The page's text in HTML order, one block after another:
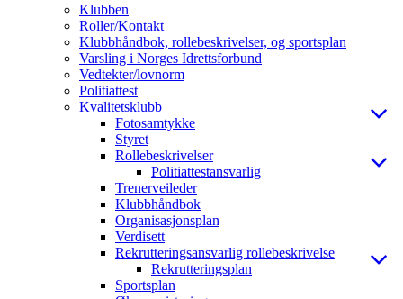
Klubben
Roller/Kontakt
Klubbhåndbok, rollebeskrivelser, og sportsplan
Varsling i Norges Idrettsforbund
Vedtekter/lovnorm
Politiattest
Kvalitetsklubb
Fotosamtykke
Styret
Rollebeskrivelser
Politiattestansvarlig
Trenerveileder
Klubbhåndbok
Organisasjonsplan
Verdisett
Rekrutteringsansvarlig rollebeskrivelse
Rekrutteringsplan
Sportsplan